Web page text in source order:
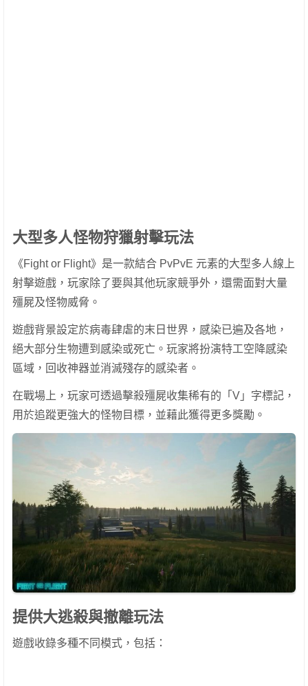
大型多人怪物狩獵射擊玩法
《Fight or Flight》是一款結合 PvPvE 元素的大型多人線上
射擊遊戲，玩家除了要與其他玩家競爭外，還需面對大量
殭屍及怪物威脅。
遊戲背景設定於病毒肆虐的末日世界，感染已遍及各地，
絕大部分生物遭到感染或死亡。玩家將扮演特工空降感染
區域，回收神器並消滅殘存的感染者。
在戰場上，玩家可透過擊殺殭屍收集稀有的「V」字標記，
用於追蹤更強大的怪物目標，並藉此獲得更多獎勵。
提供大逃殺與撤離玩法
遊戲收錄多種不同模式，包括：